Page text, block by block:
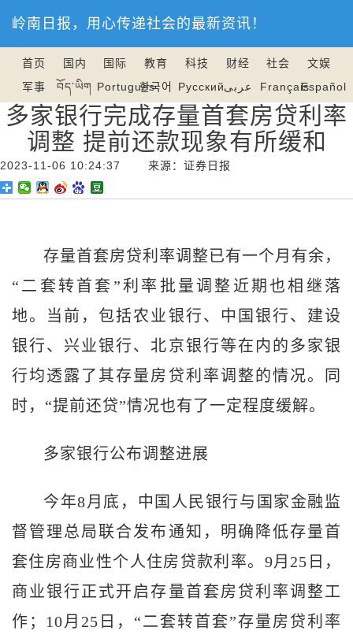
岭南日报，用心传递社会的最新资讯！
首页 国内 国际 教育 科技 财经 社会
文娱
军事
བོད་ཡིག Português한국어 Русскийعربى FrançaisEspañol
多家银行完成存量首套房贷利率
调整 提前还款现象有所缓和
2023-11-06 10:24:37 来源：证券日报
存量首套房贷利率调整已有一个月有余，
“二套转首套”利率批量调整近期也相继落
地。当前，包括农业银行、中国银行、建设
银行、兴业银行、北京银行等在内的多家银
行均透露了其存量房贷利率调整的情况。同
时，“提前还贷”情况也有了一定程度缓解。
多家银行公布调整进展
今年8月底，中国人民银行与国家金融监
督管理总局联合发布通知，明确降低存量首
套住房商业性个人住房贷款利率。9月25日，
商业银行正式开启存量首套房贷利率调整工
作；10月25日，“二套转首套”存量房贷利率